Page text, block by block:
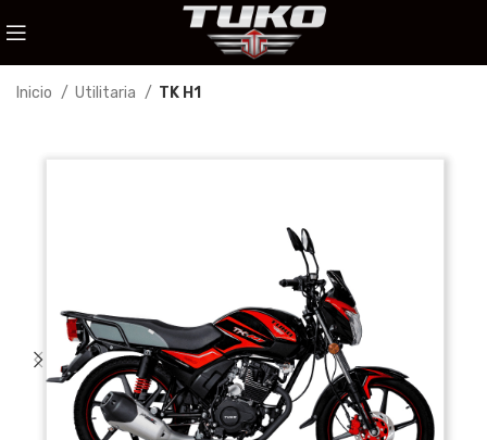
Inicio Utilitaria TK H1